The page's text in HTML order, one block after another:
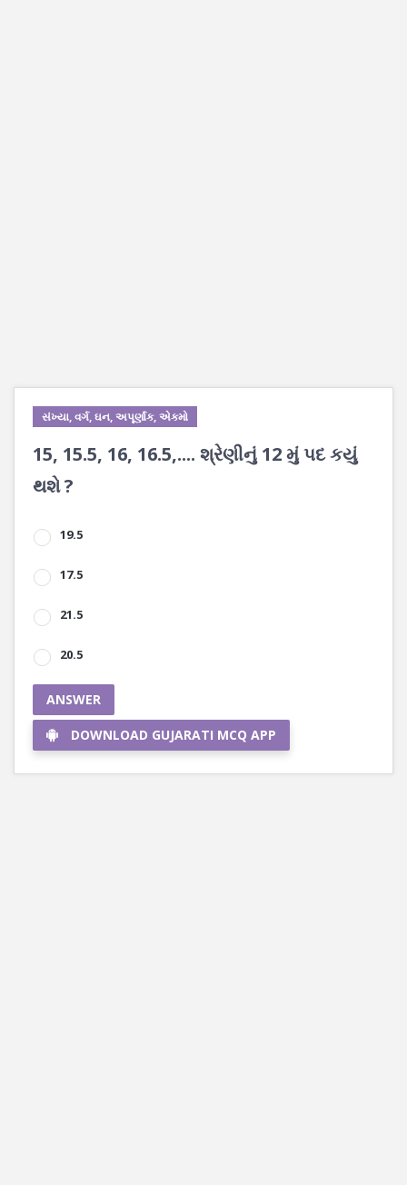
સંખ્યા, વર્ગ, ઘન, અપૂર્ણાંક, એકમો
15, 15.5, 16, 16.5,.... શ્રેણીનું 12 મું પદ કયું
થશે ?
19.5
17.5
21.5
20.5
ANSWER
DOWNLOAD GUJARATI MCQ APP